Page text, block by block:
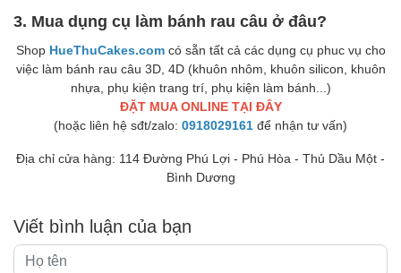
3. Mua dụng cụ làm bánh rau câu ở đâu?
Shop HueThuCakes.com có sẵn tất cả các dụng cụ phuc vụ cho
việc làm bánh rau câu 3D, 4D (khuôn nhôm, khuôn silicon, khuôn
nhựa, phụ kiện trang trí, phụ kiện làm bánh...)
ĐẶT MUA ONLINE TẠI ĐÂY
(hoặc liên hệ sđt/zalo: 0918029161 để nhận tư vấn)
Địa chỉ cửa hàng: 114 Đường Phú Lợi - Phú Hòa - Thủ Dầu Một -
Bình Dương
Viết bình luận của bạn